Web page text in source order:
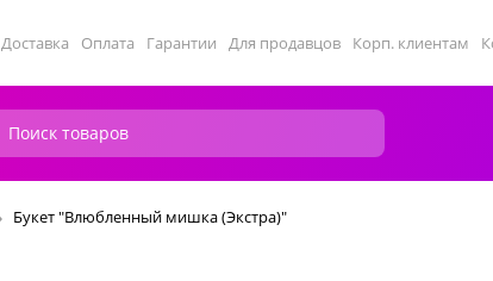
Доставка Оплата Гарантии Для продавцов Корп. клиентам
Букет "Влюбленный мишка (Экстра)"